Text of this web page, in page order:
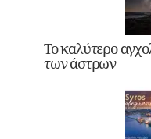
Το καλύτερο
των άστρων